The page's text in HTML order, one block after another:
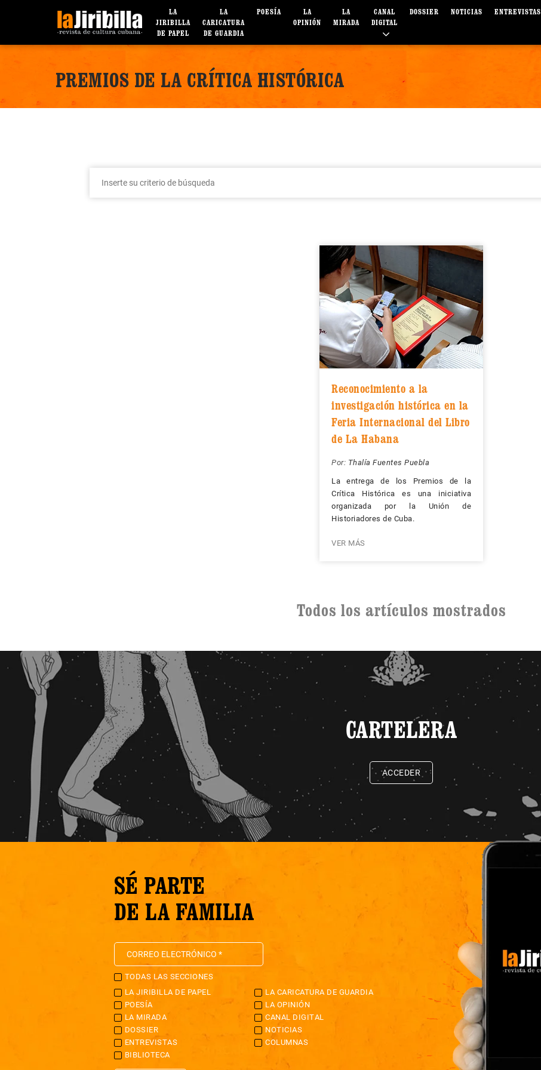
LA
JIRIBILLA
DE PAPEL
LA
CARICATURA
DE GUARDIA
POESÍA
LA
OPINIÓN
LA
MIRADA
CANAL
DIGITAL
DOSSIER NOTICIAS ENTREVISTAS
PREMIOS DE LA CRÍTICA HISTÓRICA
Reconocimiento a la
investigación histórica en la
Feria Internacional del Libro
de La Habana
Por: Thalía Fuentes Puebla
La entrega de los Premios de la
Crítica Histórica es una iniciativa
organizada por la Unión de
Historiadores de Cuba.
VER MÁS
Todos los artículos mostrados
CARTELERA
ACCEDER
SÉ PARTE
DE LA FAMILIA
TODAS LAS SECCIONES
LA JIRIBILLA DE PAPEL
LA CARICATURA DE GUARDIA
POESÍA
LA OPINIÓN
LA MIRADA
CANAL DIGITAL
DOSSIER
NOTICIAS
ENTREVISTAS
COLUMNAS
BIBLIOTECA